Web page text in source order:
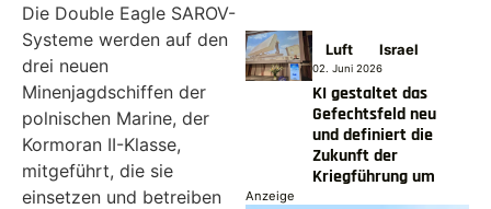
Die Double Eagle SAROV-
Systeme werden auf den
drei neuen
Minenjagdschiffen der
polnischen Marine, der
Kormoran II-Klasse,
mitgeführt, die sie
einsetzen und betreiben
Luft Israel
02. Juni 2026
KI gestaltet das
Gefechtsfeld neu
und definiert die
Zukunft der
Kriegführung um
Anzeige